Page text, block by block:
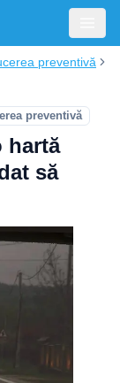
preventivă
preventivă
hartă
să